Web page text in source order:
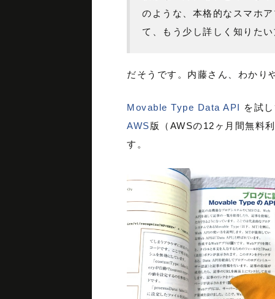
のような、本格的なスマホ
て、もう少し詳しく知りた
だそうです。内藤さん、わかり
Movable Type Data API を試
AWS版（AWSの12ヶ月間無料
す。